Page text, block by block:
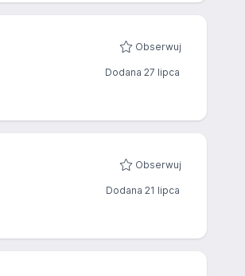
Obserwuj
Dodana 27 lipca
Obserwuj
Dodana 21 lipca